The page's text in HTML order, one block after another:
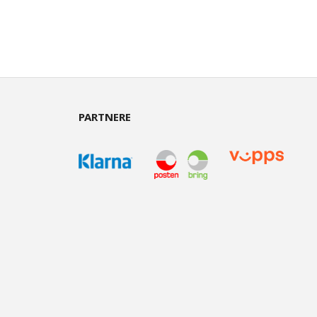
PARTNERE